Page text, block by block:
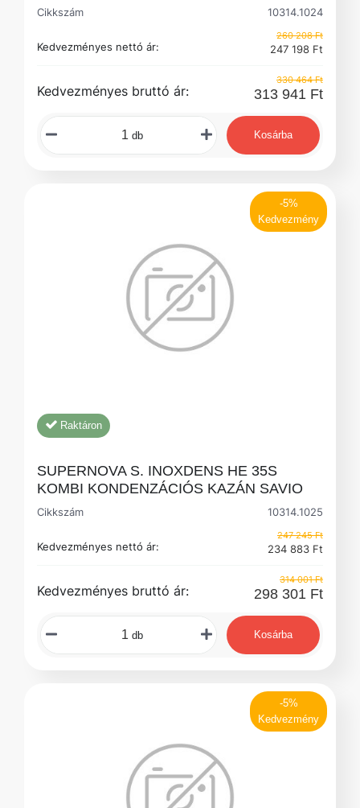
Cikkszám 10314.1024
Kedvezményes nettó ár:
260 208 Ft
247 198 Ft
Kedvezményes bruttó ár:
330 464 Ft
313 941 Ft
db Kosárba
-5%
Kedvezmény
Raktáron
SUPERNOVA S. INOXDENS HE 35S
KOMBI KONDENZÁCIÓS KAZÁN SAVIO
Cikkszám 10314.1025
Kedvezményes nettó ár:
247 245 Ft
234 883 Ft
Kedvezményes bruttó ár:
314 001 Ft
298 301 Ft
db Kosárba
-5%
Kedvezmény